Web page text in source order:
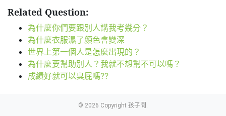
Related Question:
為什麼你們要跟別人講我考幾分？
為什麼衣服濕了顏色會變深
世界上第一個人是怎麼出現的？
為什麼要幫助別人？我就不想幫不可以嗎？
成績好就可以臭屁嗎??
© 2026 Copyright 孩子問.